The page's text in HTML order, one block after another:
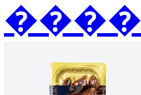
����